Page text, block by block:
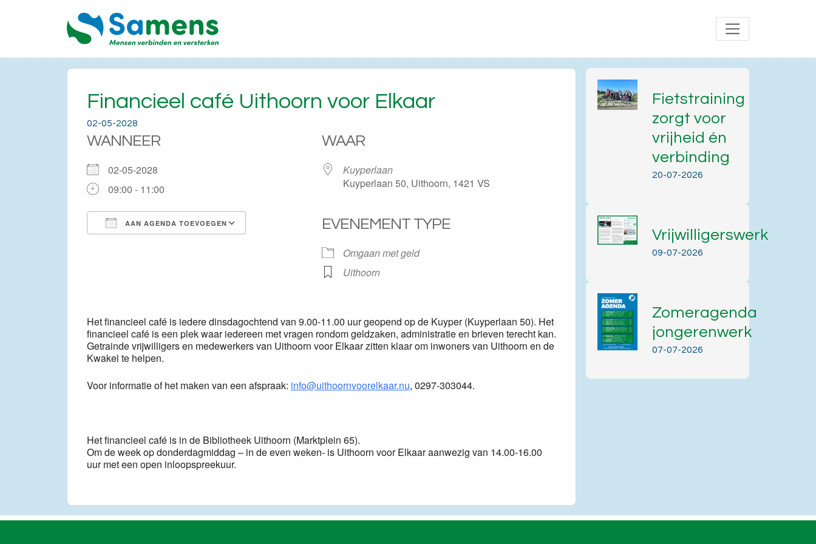
Financieel café Uithoorn voor Elkaar
02-05-2028
WANNEER
02-05-2028
09:00 - 11:00
AAN AGENDA TOEVOEGEN
Google Calendar Office 365 Outlook Live
WAAR
Kuyperlaan
Kuyperlaan 50, Uithoorn, 1421 VS
EVENEMENT TYPE
Omgaan met geld
Uithoorn
Het financieel café is iedere dinsdagochtend van 9.00-11.00 uur geopend op de Kuyper (Kuyperlaan 50). Het
financieel café is een plek waar iedereen met vragen rondom geldzaken, administratie en brieven terecht kan.
Getrainde vrijwilligers en medewerkers van Uithoorn voor Elkaar zitten klaar om inwoners van Uithoorn en de
Kwakel te helpen.
Voor informatie of het maken van een afspraak: info@uithoornvoorelkaar.nu, 0297-303044.
Het financieel café is in de Bibliotheek Uithoorn (Marktplein 65).
Om de week op donderdagmiddag – in de even weken- is Uithoorn voor Elkaar aanwezig van 14.00-16.00
uur met een open inloopspreekuur.
Fietstraining
zorgt voor
vrijheid én
verbinding
20-07-2026
Vrijwilligerswerk
09-07-2026
Zomeragenda
jongerenwerk
07-07-2026